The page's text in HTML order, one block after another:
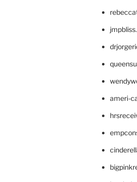
ameri-